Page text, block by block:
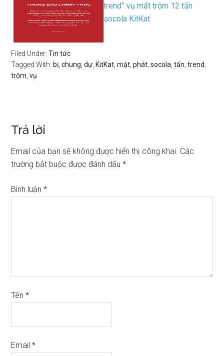
trend” vụ mất trộm 12 tấn
socola KitKat
Filed Under:Tin tức
Tagged With: bị ,chung ,dự KitKat ,mật ,phát ,socola ,tấn ,trend
trộm ,vụ
Trả lời
Email của bạn sẽ không được hiển thị công khai. Các
trường bắt buộc được đánh dấu*
Bình luận*
Tên*
Email*